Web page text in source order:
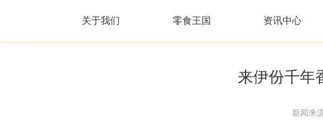
关于我们 零食王国 资讯中心
来伊份千年
新闻来